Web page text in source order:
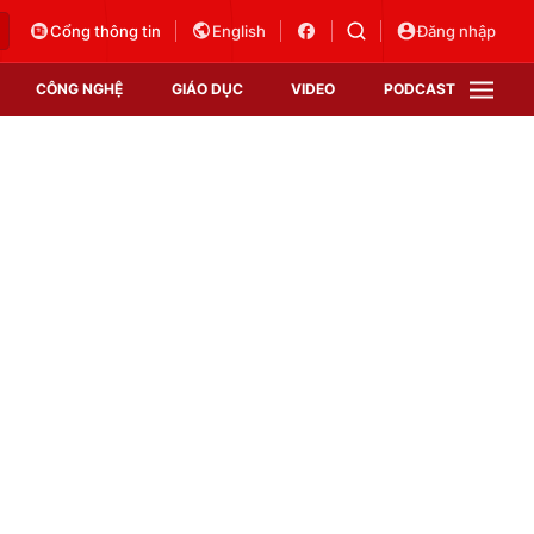
Cổng thông tin English Đăng nhập
CÔNG NGHỆ GIÁO DỤC VIDEO PODCAST